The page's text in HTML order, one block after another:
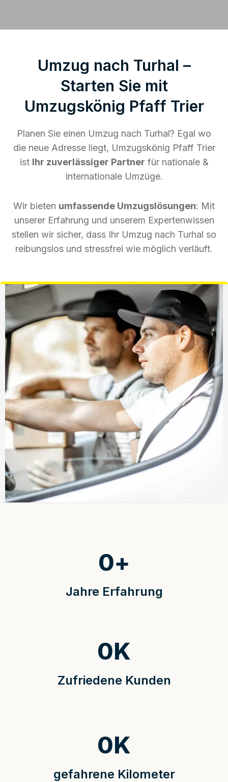
Umzug nach Turhal –
Starten Sie mit
Umzugskönig Pfaff Trier
Planen Sie einen Umzug nach Turhal? Egal wo
die neue Adresse liegt, Umzugskönig Pfaff Trier
ist Ihr zuverlässiger Partner für nationale &
internationale Umzüge.
Wir bieten umfassende Umzugslösungen: Mit
unserer Erfahrung und unserem Expertenwissen
stellen wir sicher, dass Ihr Umzug nach Turhal so
reibungslos und stressfrei wie möglich verläuft.
Jahre Erfahrung
0+
Zufriedene Kunden
0K
gefahrene Kilometer
0K